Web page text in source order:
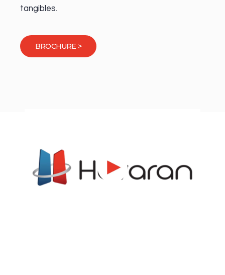
tangibles.
BROCHURE >